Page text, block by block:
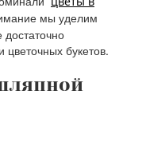
мы уделим
цветочных букетов.